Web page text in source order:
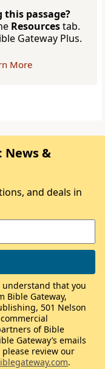
passage?
Resourcestab.
Gateway Plus.
More
News &
and deals in
that you
Bible Gateway,
501 Nelson
of Bible
Gateway’s emails
review our
.